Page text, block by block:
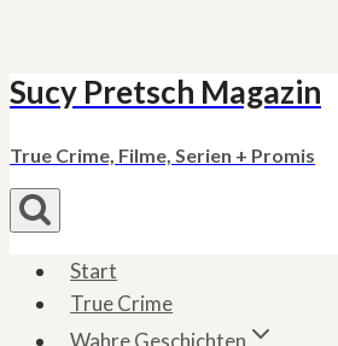
Zum
springen
Sucy Pretsch Magazin
True Crime, Filme, Serien + Promis
Start
True Crime
Wahre Geschichten